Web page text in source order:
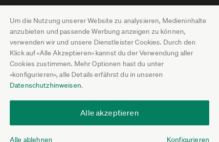
Um die Nutzung unserer Website zu analysieren, Medieninhalte
anzubieten und passende Werbung anzeigen zu können,
verwenden wir und unsere Dienstleister Cookies. Durch den
Klick auf «Alle Akzeptieren» kannst du der Verwendung aller
Cookies zustimmen. Mehr Optionen hast du unter
«konfigurieren», alle Details erfährst du in unseren
Datenschutzhinweisen.
Alle akzeptieren
Alle ablehnen Konfigurieren
Impressum
Datenschutz
Pressebereich
Jobs